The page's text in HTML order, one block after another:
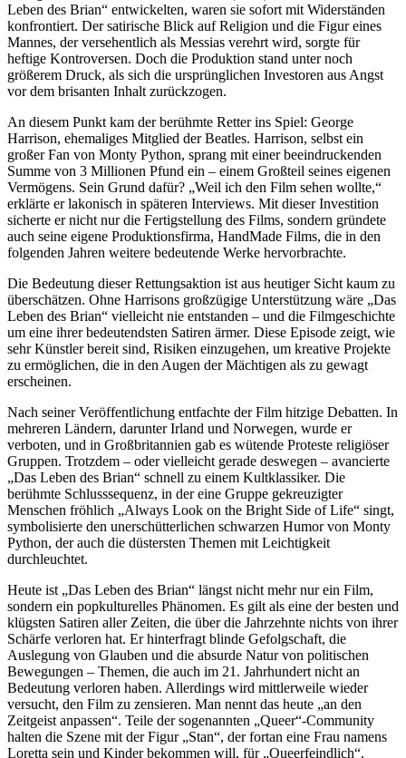
Leben des Brian“ entwickelten, waren sie sofort mit Widerständen
konfrontiert. Der satirische Blick auf Religion und die Figur eines
Mannes, der versehentlich als Messias verehrt wird, sorgte für
heftige Kontroversen. Doch die Produktion stand unter noch
größerem Druck, als sich die ursprünglichen Investoren aus Angst
vor dem brisanten Inhalt zurückzogen.
An diesem Punkt kam der berühmte Retter ins Spiel: George
Harrison, ehemaliges Mitglied der Beatles. Harrison, selbst ein
großer Fan von Monty Python, sprang mit einer beeindruckenden
Summe von 3 Millionen Pfund ein – einem Großteil seines eigenen
Vermögens. Sein Grund dafür? „Weil ich den Film sehen wollte,“
erklärte er lakonisch in späteren Interviews. Mit dieser Investition
sicherte er nicht nur die Fertigstellung des Films, sondern gründete
auch seine eigene Produktionsfirma, HandMade Films, die in den
folgenden Jahren weitere bedeutende Werke hervorbrachte.
Die Bedeutung dieser Rettungsaktion ist aus heutiger Sicht kaum zu
überschätzen. Ohne Harrisons großzügige Unterstützung wäre „Das
Leben des Brian“ vielleicht nie entstanden – und die Filmgeschichte
um eine ihrer bedeutendsten Satiren ärmer. Diese Episode zeigt, wie
sehr Künstler bereit sind, Risiken einzugehen, um kreative Projekte
zu ermöglichen, die in den Augen der Mächtigen als zu gewagt
erscheinen.
Nach seiner Veröffentlichung entfachte der Film hitzige Debatten. In
mehreren Ländern, darunter Irland und Norwegen, wurde er
verboten, und in Großbritannien gab es wütende Proteste religiöser
Gruppen. Trotzdem – oder vielleicht gerade deswegen – avancierte
„Das Leben des Brian“ schnell zu einem Kultklassiker. Die
berühmte Schlusssequenz, in der eine Gruppe gekreuzigter
Menschen fröhlich „Always Look on the Bright Side of Life“ singt,
symbolisierte den unerschütterlichen schwarzen Humor von Monty
Python, der auch die düstersten Themen mit Leichtigkeit
durchleuchtet.
Heute ist „Das Leben des Brian“ längst nicht mehr nur ein Film,
sondern ein popkulturelles Phänomen. Es gilt als eine der besten und
klügsten Satiren aller Zeiten, die über die Jahrzehnte nichts von ihrer
Schärfe verloren hat. Er hinterfragt blinde Gefolgschaft, die
Auslegung von Glauben und die absurde Natur von politischen
Bewegungen – Themen, die auch im 21. Jahrhundert nicht an
Bedeutung verloren haben. Allerdings wird mittlerweile wieder
versucht, den Film zu zensieren. Man nennt das heute „an den
Zeitgeist anpassen“. Teile der sogenannten „Queer“-Community
halten die Szene mit der Figur „Stan“, der fortan eine Frau namens
Loretta sein und Kinder bekommen will, für „Queerfeindlich“.